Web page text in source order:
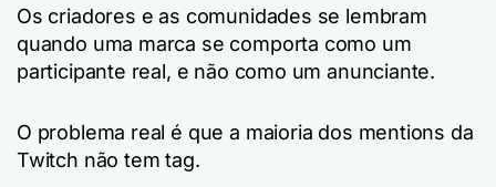
Os criadores e as comunidades se lembram
quando uma marca se comporta como um
participante real, e não como um anunciante.
O problema real é que a maioria dos mentions da
Twitch não tem tag.